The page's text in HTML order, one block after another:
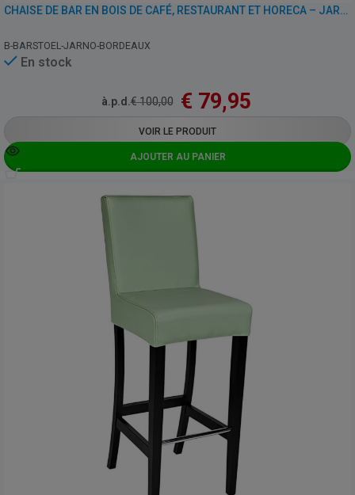
CHAISE DE BAR EN BOIS DE CAFÉ, RESTAURANT ET HORECA – JARNO – SIMILI CUIR
B-BARSTOEL-JARNO-BORDEAUX
En stock
à.p.d.€100,00 € 79,95
VOIR LE PRODUIT
AJOUTER AU PANIER